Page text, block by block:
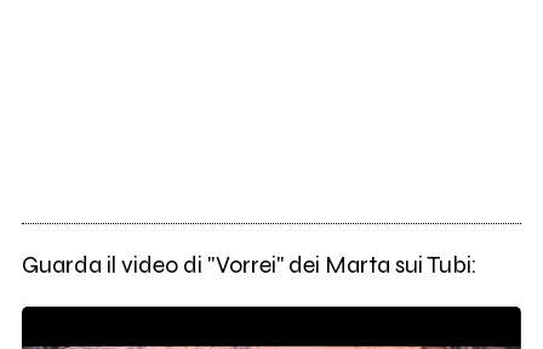
Guarda il video di "Vorrei" dei Marta sui Tubi: